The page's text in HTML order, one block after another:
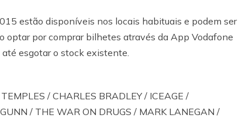
estão disponíveis nos locais habituais e podem ser
optar por comprar bilhetes através da App Vodafone
até esgotar o stock existente.
/ CHARLES BRADLEY / ICEAGE /
/ THE WAR ON DRUGS / MARK LANEGAN /